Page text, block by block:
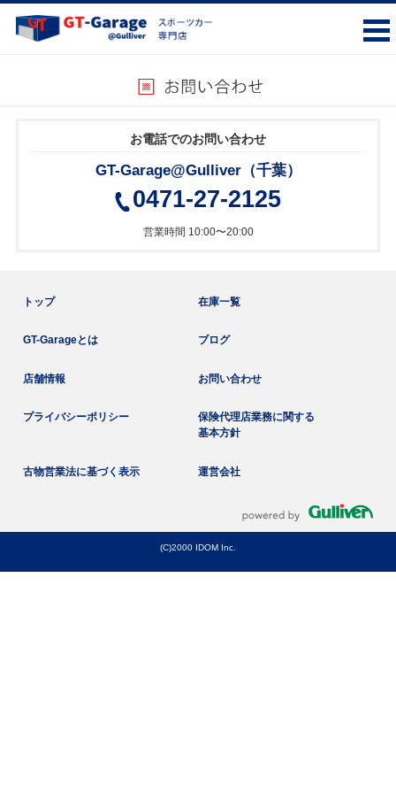
お電話でのお問い合わせ
GT-Garage@Gulliver（千葉）
0471-27-2125
営業時間 10:00〜20:00
トップ 在庫一覧
GT-Garageとは ブログ
店舗情報 お問い合わせ
プライバシーポリシー
保険代理店業務に関する
基本方針
古物営業法に基づく表示 運営会社
(C)2000 IDOM Inc.